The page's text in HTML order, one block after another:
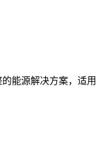
能源解决方案，适用